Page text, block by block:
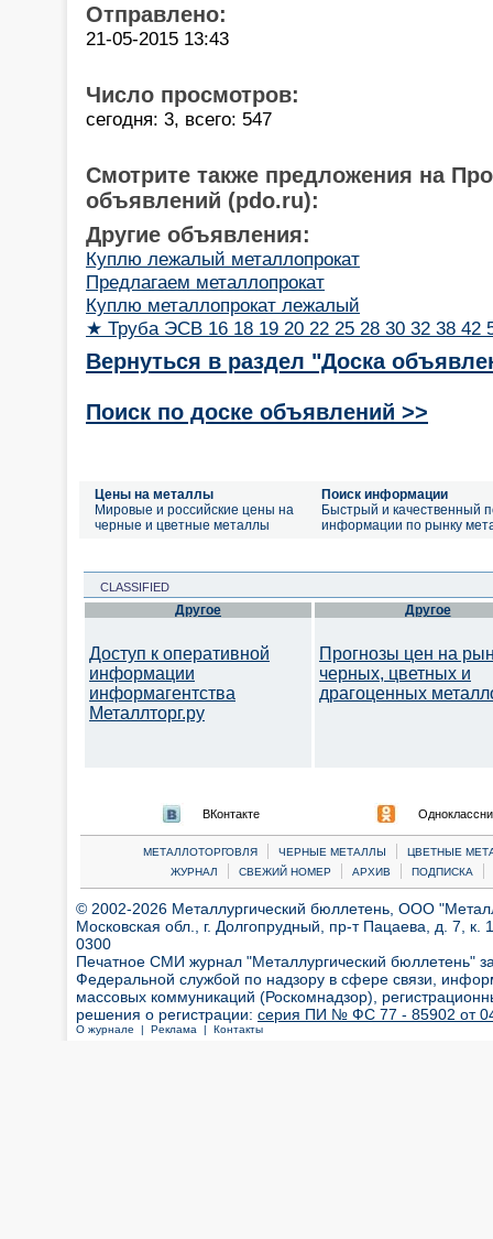
Отправлено:
21-05-2015 13:43
Число просмотров:
сегодня: 3, всего: 547
Смотрите также предложения на
объявлений (pdo.ru):
Другие объявления:
Куплю лежалый металлопрокат
Предлагаем металлопрокат
Куплю металлопрокат лежалый
★ Труба ЭСВ 16 18 19 20 22 25 28 30 32 38 42
Вернуться в раздел "Доска
Поиск по доске объявлений >>
Цены на металлы
Мировые и российские цены на
черные и цветные металлы
Поиск информации
Быстрый и качественный
информации по рынку
CLASSIFIED
Другое
Доступ к оперативной
информации
информагентства
Металлторг.ру
Другое
Прогнозы цен на
черных, цветных и
драгоценных
ВКонтакте
МЕТАЛЛОТОРГОВЛЯ | ЧЕРНЫЕ МЕТАЛЛЫ |
ЦВЕТНЫЕ
ЖУРНАЛ
| СВЕЖИЙ НОМЕР | АРХИВ | ПОДПИСКА |
© 2002-2026 Металлургический бюллетень, ООО
Московская обл., г. Долгопрудный, пр-т Пацаева, д. 7,
0300
Печатное СМИ журнал "Металлургический бюллетень"
Федеральной службой по надзору в сфере связи,
массовых коммуникаций (Роскомнадзор),
решения о регистрации: серия ПИ № ФС 77 - 85902 от 04
О журнале | Реклама | Контакты